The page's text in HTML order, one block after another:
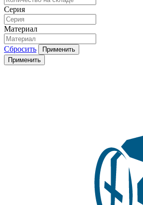
Серия
Материал
Сбросить